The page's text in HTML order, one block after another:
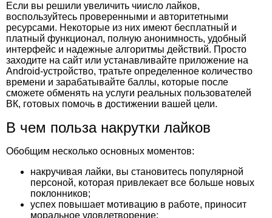
Если вы решили увеличить чиисло лайков,
воспользуйтесь проверенными и авторитетными
ресурсами. Некоторые из них имеют бесплатный и
платный функционал, полную анонимность, удобный
интерфейс и надежные алгоритмы действий. Просто
заходите на сайт или устанавливайте приложение на
Android-устройство, тратьте определенное количество
времени и зарабатывайте баллы, которые после
сможете обменять на услуги реальных пользователей
ВК, готовых помочь в достижении вашей цели.
В чем польза накрутки лайков
Обобщим несколько основных моментов:
накручивая лайки, вы становитесь популярной
персоной, которая привлекает все больше новых
поклонников;
успех повышает мотивацию в работе, приносит
моральное удовлетворение;